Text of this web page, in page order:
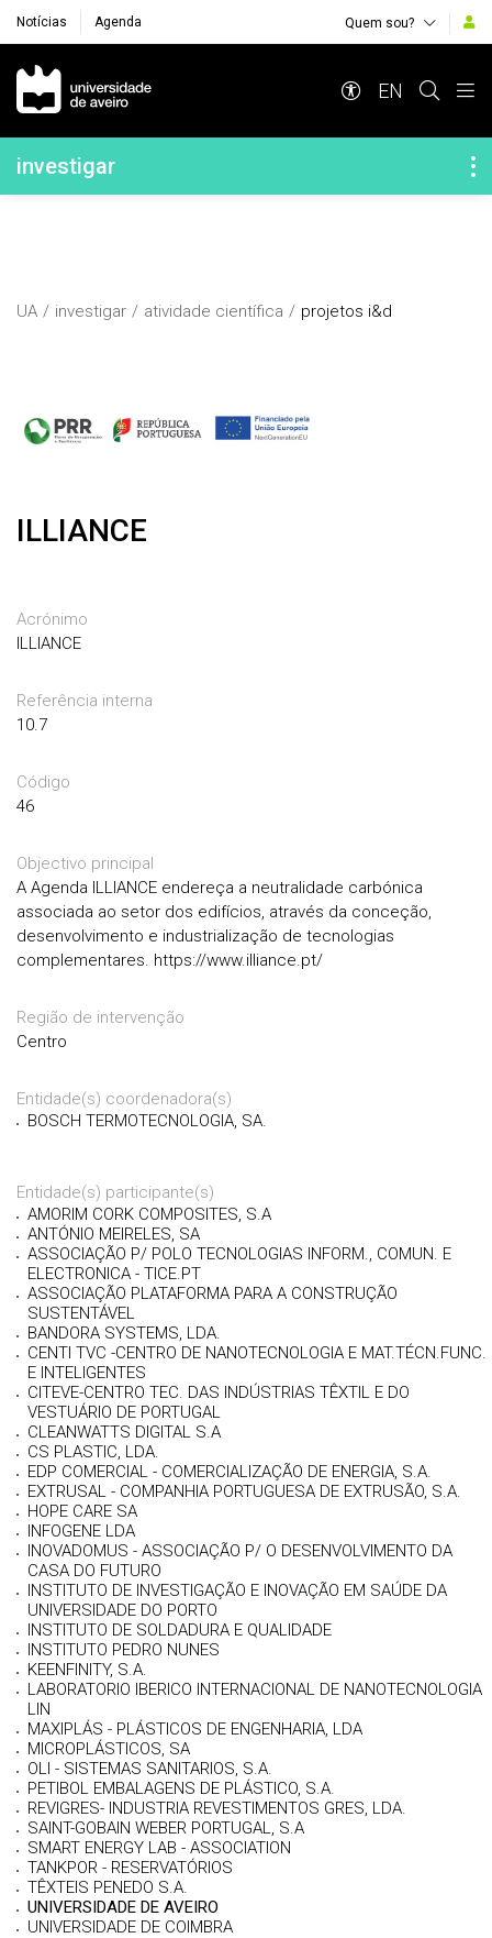
Notícias Agenda Quem sou?
Navegação Principal
EN
Navegação Lateral
investigar
UA investigar atividade científica projetos i&d
ILLIANCE
Acrónimo
ILLIANCE
Referência interna
10.7
Código
46
Objectivo principal
A Agenda ILLIANCE endereça a neutralidade carbónica
associada ao setor dos edifícios, através da conceção,
desenvolvimento e industrialização de tecnologias
complementares. https://www.illiance.pt/
Região de intervenção
Centro
Entidade(s) coordenadora(s)
BOSCH TERMOTECNOLOGIA, SA.
Entidade(s) participante(s)
AMORIM CORK COMPOSITES, S.A
ANTÓNIO MEIRELES, SA
ASSOCIAÇÃO P/ POLO TECNOLOGIAS INFORM., COMUN. E
ELECTRONICA - TICE.PT
ASSOCIAÇÃO PLATAFORMA PARA A CONSTRUÇÃO
SUSTENTÁVEL
BANDORA SYSTEMS, LDA.
CENTI TVC -CENTRO DE NANOTECNOLOGIA E MAT.TÉCN.FUNC.
E INTELIGENTES
CITEVE-CENTRO TEC. DAS INDÚSTRIAS TÊXTIL E DO
VESTUÁRIO DE PORTUGAL
CLEANWATTS DIGITAL S.A
CS PLASTIC, LDA.
EDP COMERCIAL - COMERCIALIZAÇÃO DE ENERGIA, S.A.
EXTRUSAL - COMPANHIA PORTUGUESA DE EXTRUSÃO, S.A.
HOPE CARE SA
INFOGENE LDA
INOVADOMUS - ASSOCIAÇÃO P/ O DESENVOLVIMENTO DA
CASA DO FUTURO
INSTITUTO DE INVESTIGAÇÃO E INOVAÇÃO EM SAÚDE DA
UNIVERSIDADE DO PORTO
INSTITUTO DE SOLDADURA E QUALIDADE
INSTITUTO PEDRO NUNES
KEENFINITY, S.A.
LABORATORIO IBERICO INTERNACIONAL DE NANOTECNOLOGIA
LIN
MAXIPLÁS - PLÁSTICOS DE ENGENHARIA, LDA
MICROPLÁSTICOS, SA
OLI - SISTEMAS SANITARIOS, S.A.
PETIBOL EMBALAGENS DE PLÁSTICO, S.A.
REVIGRES- INDUSTRIA REVESTIMENTOS GRES, LDA.
SAINT-GOBAIN WEBER PORTUGAL, S.A
SMART ENERGY LAB - ASSOCIATION
TANKPOR - RESERVATÓRIOS
TÊXTEIS PENEDO S.A.
UNIVERSIDADE DE AVEIRO
UNIVERSIDADE DE COIMBRA